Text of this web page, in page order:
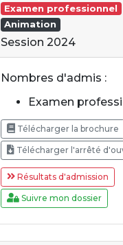
Examen professionnel
Animation
Session 2024
Nombres d'admis :
Examen
Télécharger la brochure
Télécharger l'arrêté
Résultats d'admission
Suivre mon dossier